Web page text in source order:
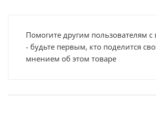
Помогите другим пользователям
- будьте первым, кто поделится
мнением об этом товаре